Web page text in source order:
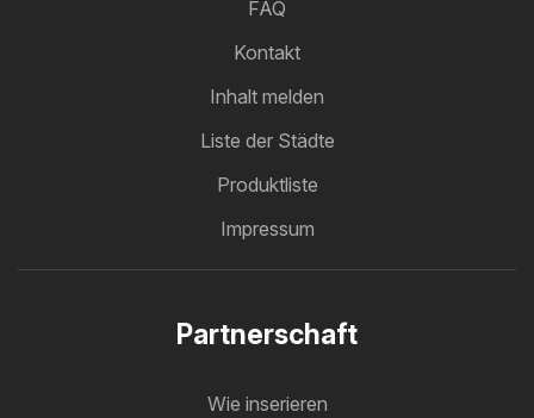
FAQ
Kontakt
Inhalt melden
Liste der Städte
Produktliste
Impressum
Partnerschaft
Wie inserieren